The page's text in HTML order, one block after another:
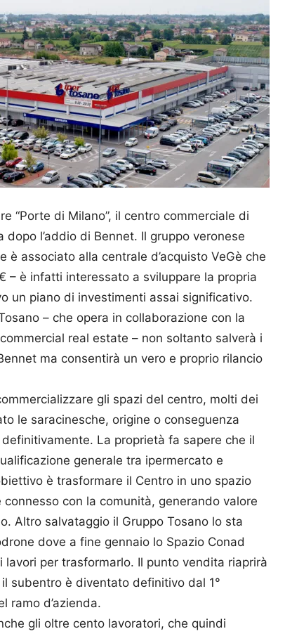
“Porte di Milano”, il centro commerciale di
l’addio di Bennet. Il gruppo veronese
è associato alla centrale d’acquisto VeGè che
– è infatti interessato a sviluppare la propria
un piano di investimenti assai significativo.
– che opera in collaborazione con la
real estate – non soltanto salverà i
ma consentirà un vero e proprio rilancio
gli spazi del centro, molti dei
le saracinesche, origine o conseguenza
definitivamente. La proprietà fa sapere che il
generale tra ipermercato e
è trasformare il Centro in uno spazio
con la comunità, generando valore
Altro salvataggio il Gruppo Tosano lo sta
dove a fine gennaio lo Spazio Conad
per trasformarlo. Il punto vendita riaprirà
subentro è diventato definitivo dal 1°
ramo d’azienda.
gli oltre cento lavoratori, che quindi